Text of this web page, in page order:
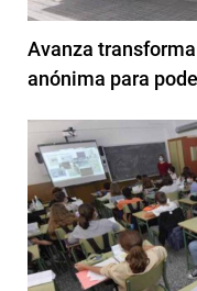
Avanza
anónima para